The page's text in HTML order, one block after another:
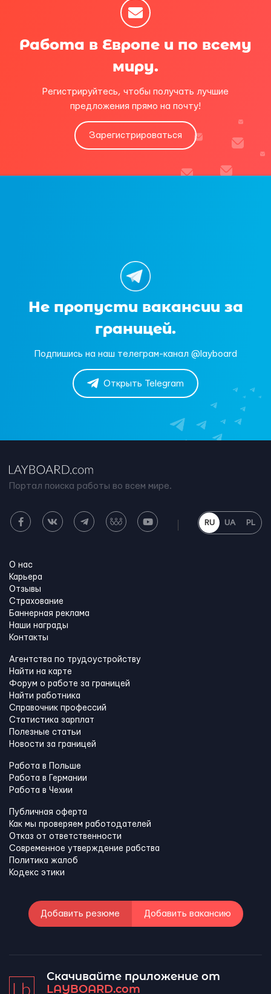
Работа в Европе и по всему
миру.
Регистрируйтесь, чтобы получать лучшие
предложения прямо на почту!
Зарегистрироваться
Не пропусти вакансии за
границей.
Подпишись на наш телеграм-канал @layboard
Открыть Telegram
Портал поиска работы во всем мире.
RU UA PL
О нас
Карьера
Отзывы
Страхование
Баннерная реклама
Наши награды
Контакты
Агентства по трудоустройству
Найти на карте
Форум о работе за границей
Найти работника
Справочник профессий
Статистика зарплат
Полезные статьи
Новости за границей
Работа в Польше
Работа в Германии
Работа в Чехии
Публичная оферта
Как мы проверяем работодателей
Отказ от ответственности
Современное утверждение рабства
Политика жалоб
Кодекс этики
Добавить резюме Добавить вакансию
Скачивайте приложение от
LAYBOARD.com